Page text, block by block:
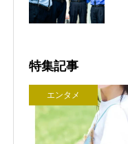
特集記事
エンタメ